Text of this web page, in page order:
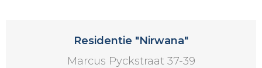
Residentie "Nirwana"
Marcus Pyckstraat 37-39